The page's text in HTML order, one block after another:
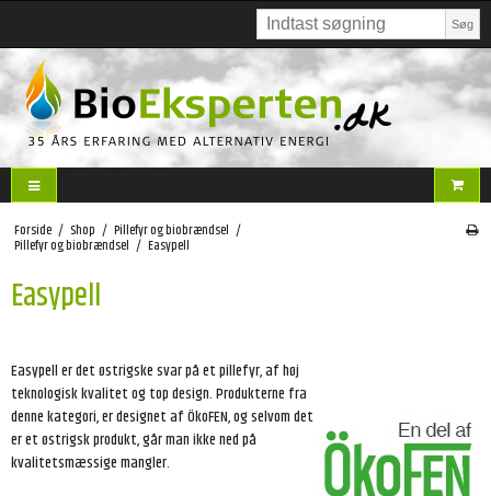
Søg
Forside / Shop / Pillefyr og biobrændsel /
Pillefyr og biobrændsel / Easypell
Easypell
Easypell er det østrigske svar på et pillefyr, af høj
teknologisk kvalitet og top design. Produkterne fra
denne kategori, er designet af ÖkoFEN, og selvom det
er et østrigsk produkt, går man ikke ned på
kvalitetsmæssige mangler.